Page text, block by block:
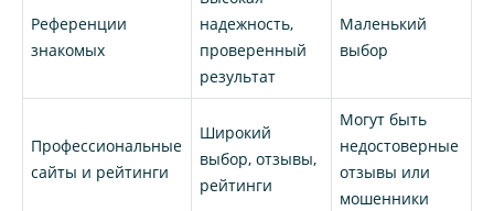
Референции
знакомых
надежность,
проверенный
результат
Маленький
выбор
Профессиональные
сайты и рейтинги
Широкий
выбор, отзывы,
рейтинги
Могут быть
недостоверные
отзывы или
мошенники